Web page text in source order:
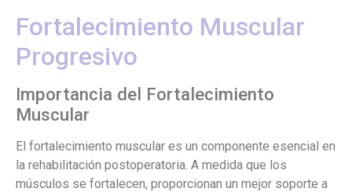
Fortalecimiento Muscular
Progresivo
Importancia del Fortalecimiento
Muscular
El fortalecimiento muscular es un componente esencial en
la rehabilitación postoperatoria. A medida que los
músculos se fortalecen, proporcionan un mejor soporte a